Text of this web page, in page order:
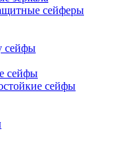
сейферы
сейфы
сейфы
сейфы